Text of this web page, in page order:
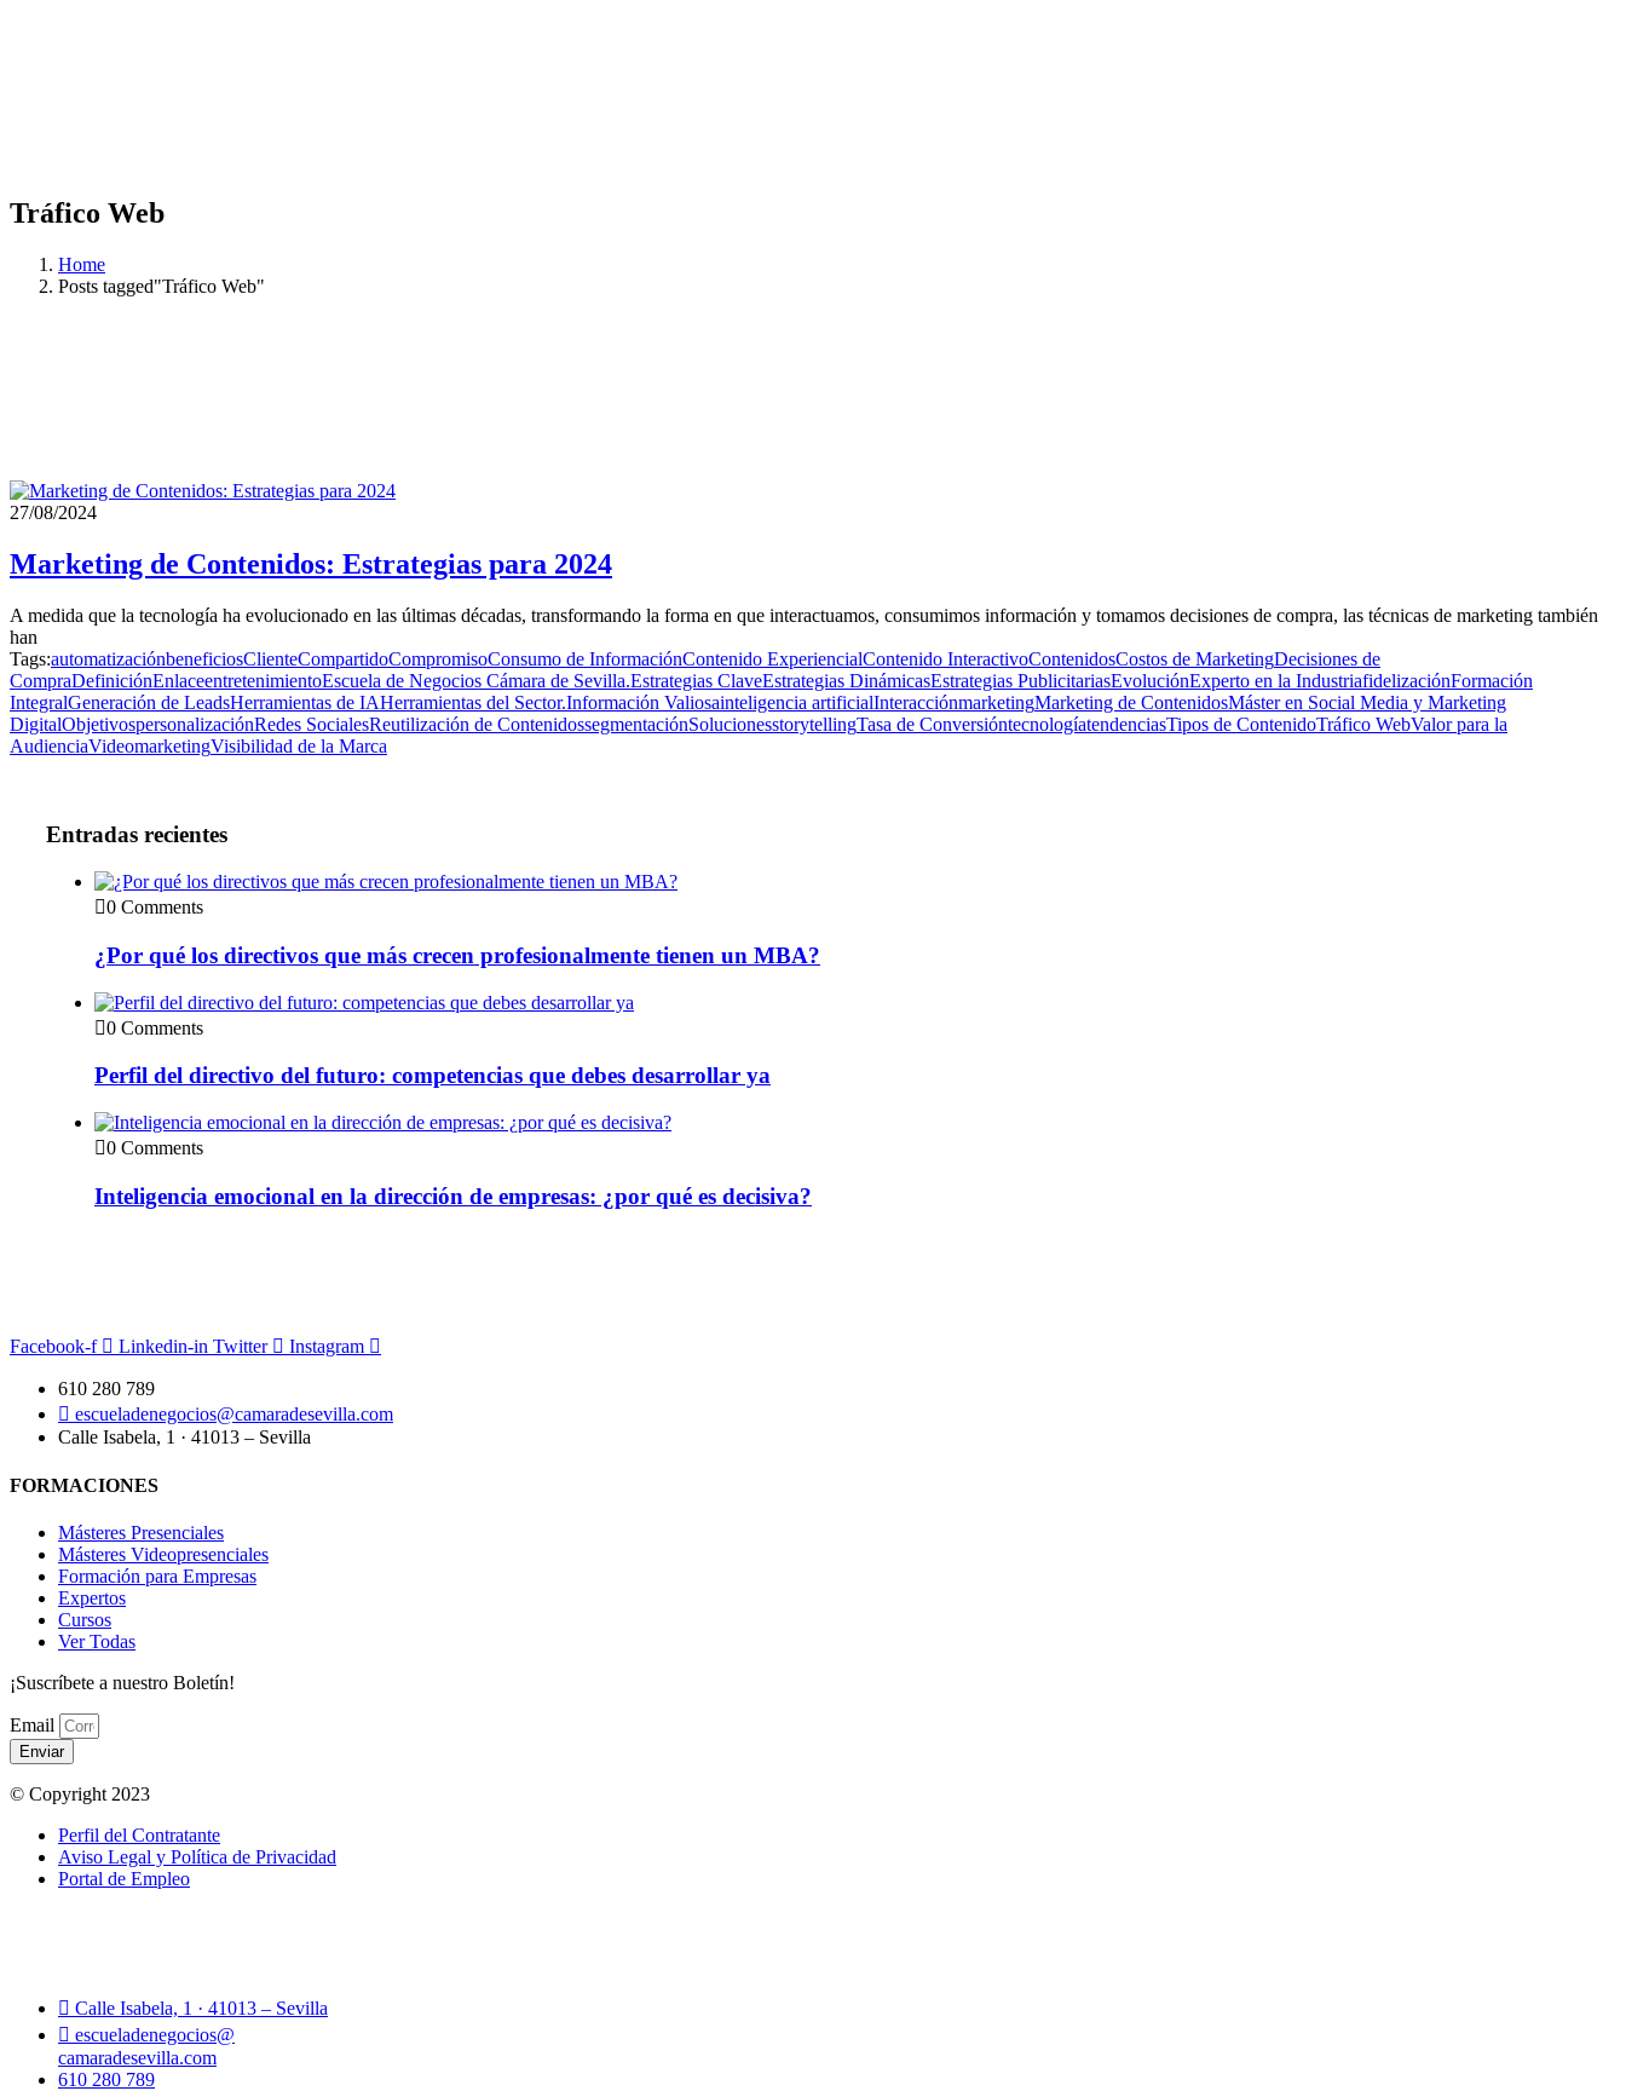
Tráfico Web
Home
Posts tagged"Tráfico Web"
27/08/2024
Marketing de Contenidos: Estrategias para 2024
A medida que la tecnología ha evolucionado en las últimas décadas, transformando la forma en que interactuamos, consumimos información y tomamos decisiones de compra, las técnicas de marketing también
han
Tags:automatizaciónbeneficiosClienteCompartidoCompromisoConsumo de InformaciónContenido ExperiencialContenido InteractivoContenidosCostos de MarketingDecisiones de
CompraDefiniciónEnlaceentretenimientoEscuela de Negocios Cámara de Sevilla.Estrategias ClaveEstrategias DinámicasEstrategias PublicitariasEvoluciónExperto en la IndustriafidelizaciónFormación
IntegralGeneración de LeadsHerramientas de IAHerramientas del Sector.Información Valiosainteligencia artificialInteracciónmarketingMarketing de ContenidosMáster en Social Media y Marketing
DigitalObjetivospersonalizaciónRedes SocialesReutilización de ContenidossegmentaciónSolucionesstorytellingTasa de ConversióntecnologíatendenciasTipos de ContenidoTráfico WebValor para la
AudienciaVideomarketingVisibilidad de la Marca
Entradas recientes
0 Comments
¿Por qué los directivos que más crecen profesionalmente tienen un MBA?
0 Comments
Perfil del directivo del futuro: competencias que debes desarrollar ya
0 Comments
Inteligencia emocional en la dirección de empresas: ¿por qué es decisiva?
Facebook-f Linkedin-in Twitter Instagram
610 280 789
escueladenegocios@camaradesevilla.com
Calle Isabela, 1 · 41013 – Sevilla
FORMACIONES
Másteres Presenciales
Másteres Videopresenciales
Formación para Empresas
Expertos
Cursos
Ver Todas
¡Suscríbete a nuestro Boletín!
Email
Enviar
© Copyright 2023
Perfil del Contratante
Aviso Legal y Política de Privacidad
Portal de Empleo
Calle Isabela, 1 · 41013 – Sevilla
escueladenegocios@
camaradesevilla.com
610 280 789